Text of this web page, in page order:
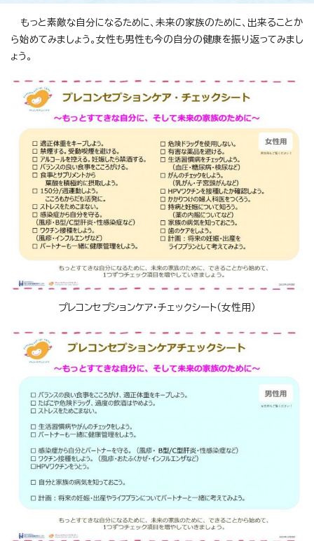
もっと素敵な自分になるために、未来の家族のために、出来ることか
ら始めてみましょう。女性も男性も今の自分の健康を振り返ってみまし
ょう。
プレコンセプションケア・チェックシート（女性用）